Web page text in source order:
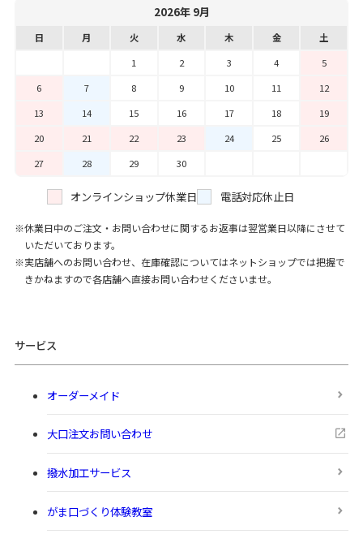
2026年 9月
日 月 火 水 木 金
土
1
2 3 4
5
6
7 8 9 10 11
12
13
14 15 16 17 18
19
20
21 22 23 24 25
26
27
28 29 30
オンラインショップ休業日 電話対応休止日
休業日中のご注文・お問い合わせに関するお返事は翌営業日以降にさせて
いただいております。
実店舗へのお問い合わせ、在庫確認についてはネットショップでは把握で
きかねますので各店舗へ直接お問い合わせくださいませ。
サービス
オーダーメイド
大口注文お問い合わせ
撥水加工サービス
がま口づくり体験教室